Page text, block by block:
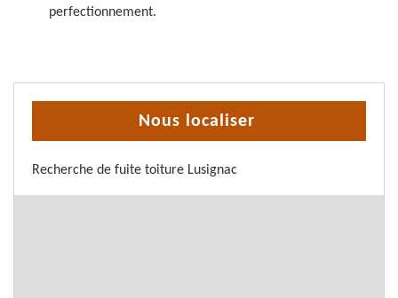
perfectionnement.
Nous localiser
Recherche de fuite toiture Lusignac